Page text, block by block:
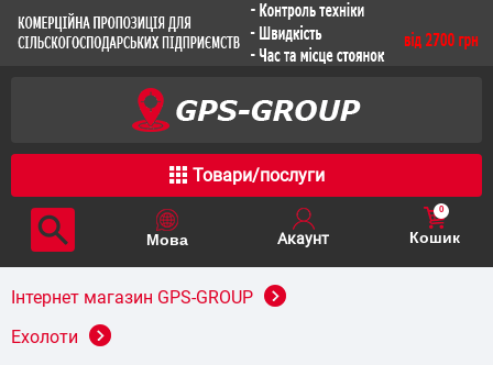
Товари/послуги
Кошик
0
Інтернет магазин GPS-GROUP
Ехолоти